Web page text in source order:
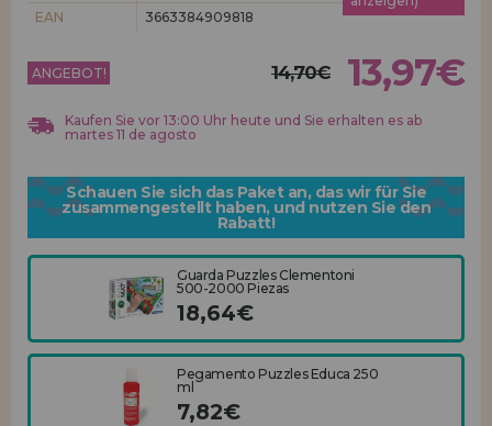
Los gehts! Wir haben auf dich gewartet.
HÄNDLERREGISTRIERUNG
EAN
3663384909818
ANGEBOT! 14,70€ 13,97€
Kaufen Sie vor 13:00 Uhr heute und Sie erhalten es ab
martes 11 de agosto
Schauen Sie sich das Paket an, das wir für Sie
zusammengestellt haben, und nutzen Sie den
Rabatt!
Guarda Puzzles Clementoni
500-2000 Piezas
18,64€
Pegamento Puzzles Educa 250
ml
7,82€